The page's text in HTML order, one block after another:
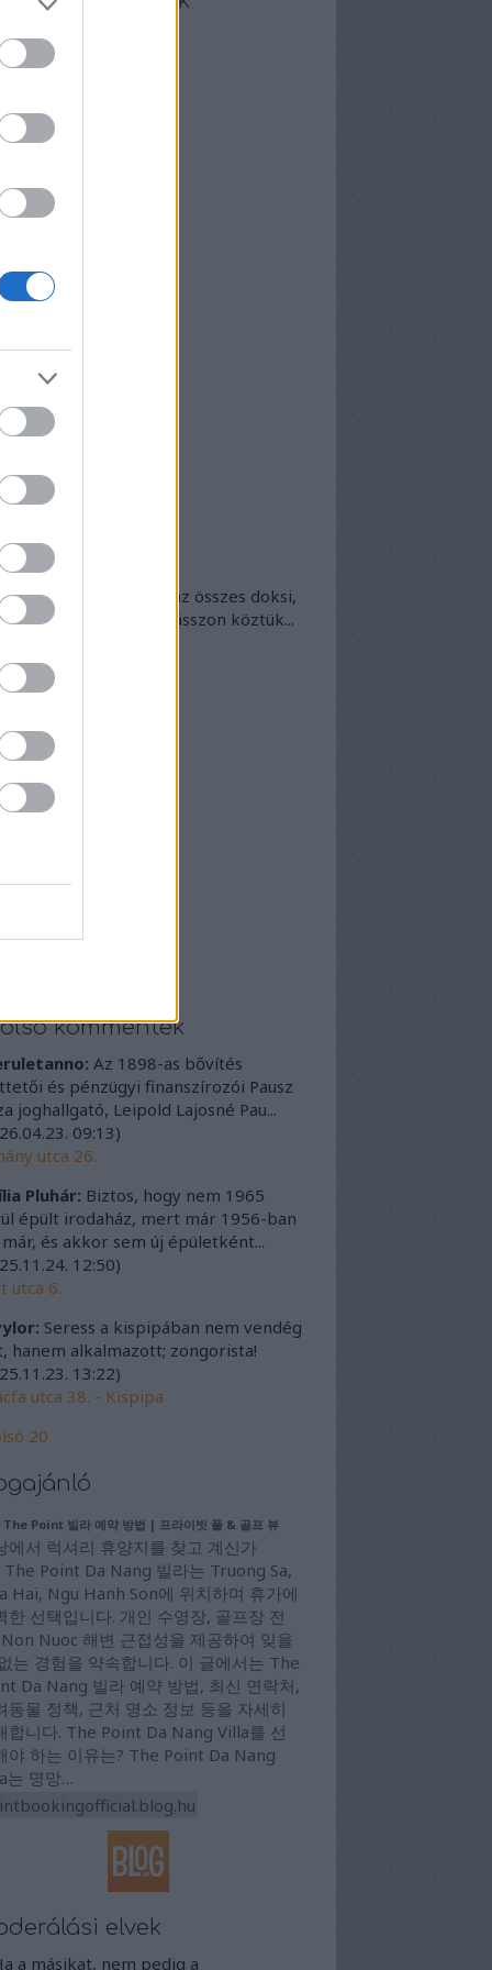
írták
Tamás
és Kispál
Ubul
és Kispál
György
György
Bence
Gábor
Attila
található meg az összes doksi,
van kedve - bogarásszon köztük...
április
március
január
december
szeptember
július(5)
kommentek
Az 1898-as bővítés
és pénzügyi finanszírozói Pausz
joghallgató, Leipold Lajosné Pau...
09:13)
utca 26.
Pluhár: Biztos, hogy nem 1965
épült irodaház, mert már 1956-ban
és akkor sem új épületként...
12:50)
utca 6.
Seress a kispipában nem vendég
hanem alkalmazott; zongorista!
13:22)
utca 38. - Kispipa
20
The Point 빌라 예약 방법 | 프라이빗 풀 & 골프 뷰
에서 럭셔리 휴양지를 찾고 계신가
The Point Da Nang 빌라는 Truong Sa,
Hai, Ngu Hanh Son에 위치하며 휴가에
한 선택입니다. 개인 수영장, 골프장 전
Nuoc 해변 근접성을 제공하여 잊을
는 경험을 약속합니다. 이 글에서는 The
Da Nang 빌라 예약 방법, 최신 연락처,
동물 정책, 근처 명소 정보 등을 자세히
합니다. The Point Da Nang Villa를 선
야 하는 이유는? The Point Da Nang
는 명망…
elvek
a másikat, nem pedig a